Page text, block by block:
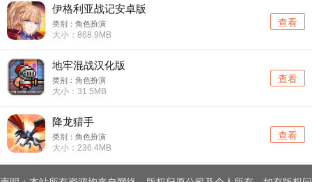
伊格利亚战记安卓版
类别：角色扮演
大小：868.9MB
查看
地牢混战汉化版
类别：角色扮演
大小：31.5MB
查看
降龙猎手
类别：角色扮演
大小：236.4MB
查看